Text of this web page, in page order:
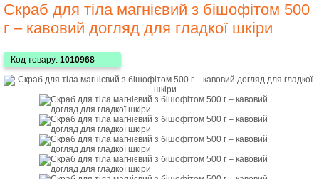
Скраб для тіла магнієвий з бішофітом 500
г – кавовий догляд для гладкої шкіри
Код товару: 1010968